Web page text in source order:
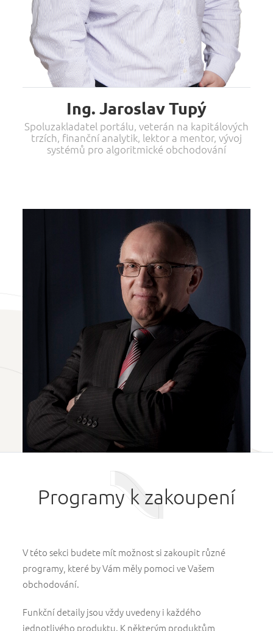
Ing. Jaroslav Tupý
Spoluzakladatel portálu, veterán na kapitálových
trzích, finanční analytik, lektor a mentor, vývoj
systémů pro algoritmické obchodování
Programy k zakoupení
V této sekci budete mít možnost si zakoupit různé
programy, které by Vám měly pomoci ve Vašem
obchodování.
Funkční detaily jsou vždy uvedeny i každého
jednotlivého produktu. K některým produktům